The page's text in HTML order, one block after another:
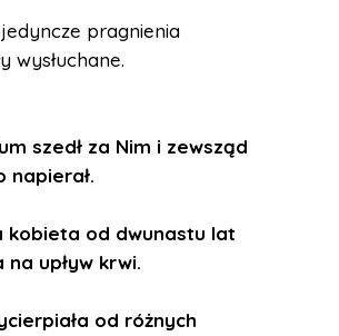
pragnienia
wysłuchane.
szedł za Nim i zewsząd
napierał.
kobieta od dwunastu lat
na upływ krwi.
od różnych